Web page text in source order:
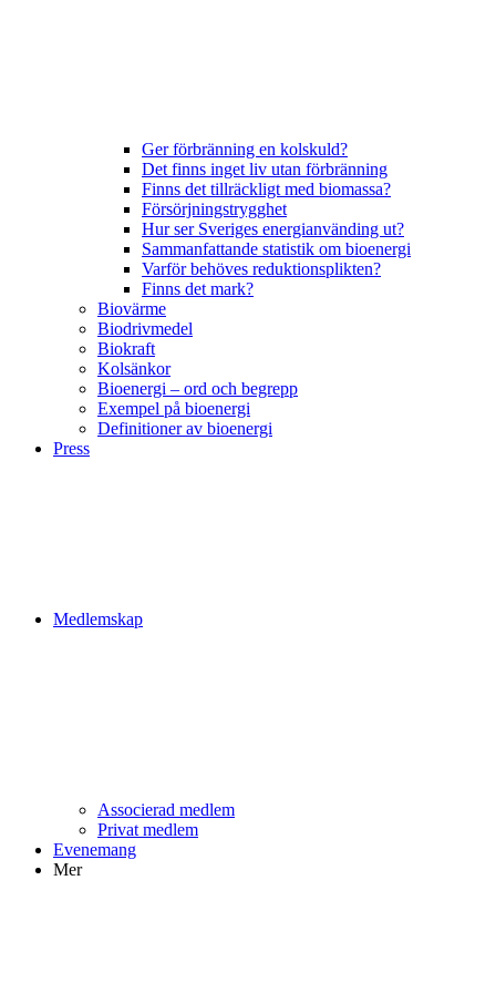
Ger förbränning en kolskuld?
Det finns inget liv utan förbränning
Finns det tillräckligt med biomassa?
Försörjningstrygghet
Hur ser Sveriges energianvänding ut?
Sammanfattande statistik om bioenergi
Varför behöves reduktionsplikten?
Finns det mark?
Biovärme
Biodrivmedel
Biokraft
Kolsänkor
Bioenergi – ord och begrepp
Exempel på bioenergi
Definitioner av bioenergi
Press
Medlemskap
Associerad medlem
Privat medlem
Evenemang
Mer